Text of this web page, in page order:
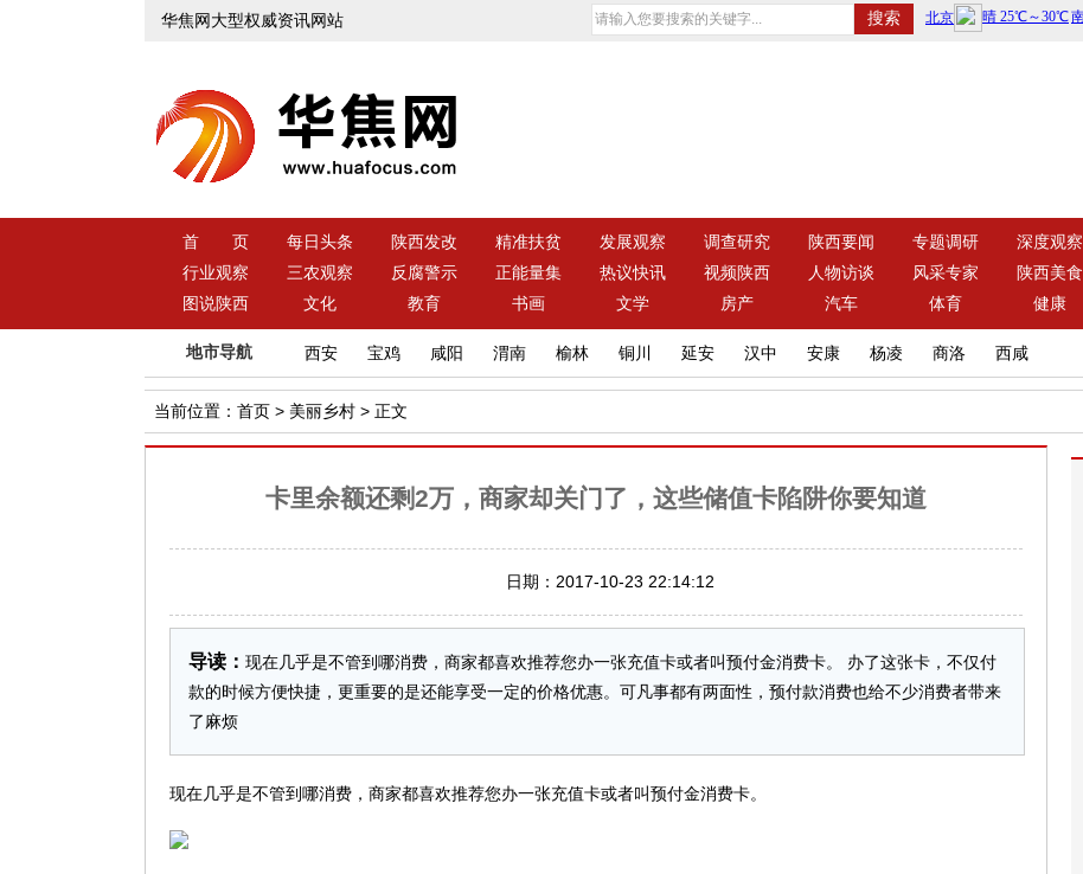
华焦网大型权威资讯网站
首 页 每日头条 陕西发改 精准扶贫 发展观察 调查研究 陕西要闻 专题调研 深度观察
行业观察
三农观察 反腐警示 正能量集 热议快讯 视频陕西 人物访谈 风采专家 陕西美食
图说陕西
文化 教育 书画 文学 房产 汽车 体育 健康
地市导航 西安 宝鸡 咸阳 渭南 榆林 铜川 延安 汉中 安康 杨凌 商洛 西咸
当前位置： 首页 > 美丽乡村 > 正文
卡里余额还剩2万，商家却关门了，这些储值卡陷阱你要知道
日期：2017-10-23 22:14:12
导读： 现在几乎是不管到哪消费，商家都喜欢推荐您办一张充值卡或者叫预付金消费卡。 办了这张卡，不仅付
款的时候方便快捷，更重要的是还能享受一定的价格优惠。可凡事都有两面性，预付款消费也给不少消费者带来
了麻烦
现在几乎是不管到哪消费，商家都喜欢推荐您办一张充值卡或者叫预付金消费卡。